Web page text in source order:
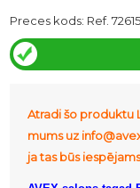
Preces kods: Ref.
Atradi šo produktu
mums uz
ja tas būs